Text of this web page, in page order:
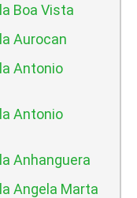
Boa Vista
Aurocan
Antonio
Antonio
Anhanguera
Angela Marta